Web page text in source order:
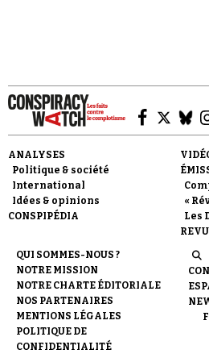
Faire un don
ANALYSES
Politique & société
International
Idées & opinions
CONSPIPÉDIA
«
Les
QUI SOMMES-NOUS ?
NOTRE MISSION
NOTRE CHARTE ÉDITORIALE
NOS PARTENAIRES
MENTIONS LÉGALES
POLITIQUE DE
CONFIDENTIALITÉ